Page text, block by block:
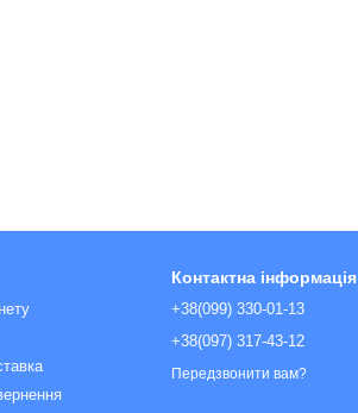
Контактна інформація
+38(099) 330-01-13
+38(097) 317-43-12
Передзвонити вам?